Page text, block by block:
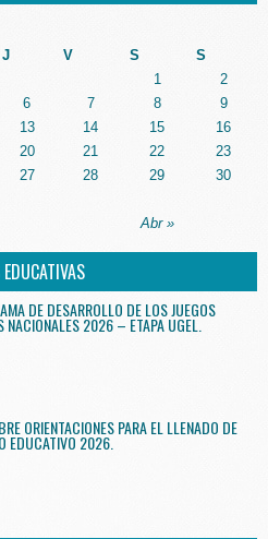
J V S S
Abr »
1
2
6 7 8
9
13 14 15
16
20 21 22
23
27 28 29
30
DE DESARROLLO DE LOS JUEGOS
NACIONALES 2026 – ETAPA UGEL.
ORIENTACIONES PARA EL LLENADO DE
EDUCATIVO 2026.